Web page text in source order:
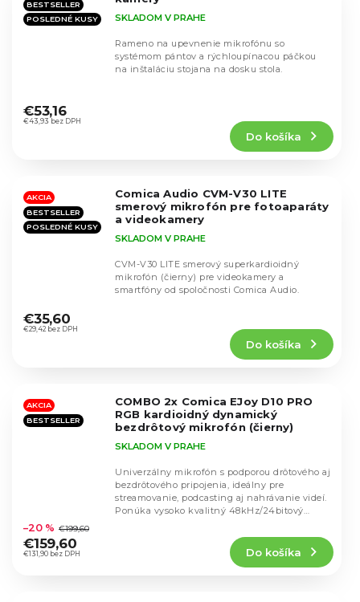
BESTSELLER
POSLEDNÉ KUSY
hodnotenie
produktu
hviezdičiek.
SKLADOM V PRAHE
€43,93 bez DPH
€53,16
Do košíka
Rameno na upevnenie mikrofónu so
systémom pántov a rýchloupínacou páčkou
na inštaláciu stojana na dosku stola.
AKCIA
BESTSELLER
POSLEDNÉ KUSY
Comica Audio CVM-V30 LITE
smerový mikrofón pre fotoaparáty
a videokamery
hodnotenie
produktu
hviezdičiek.
SKLADOM V PRAHE
€29,42 bez DPH
€35,60
Do košíka
CVM-V30 LITE smerový superkardioidný
mikrofón (čierny) pre videokamery a
smartfóny od spoločnosti Comica Audio.
AKCIA
BESTSELLER
COMBO 2x Comica EJoy D10 PRO
RGB kardioidný dynamický
bezdrôtový mikrofón (čierny)
hodnotenie
produktu
je
SKLADOM V PRAHE
€131,90 bez DPH
–20 % €199,60
€159,60
Do košíka
Univerzálny mikrofón s podporou drôtového aj
bezdrôtového pripojenia, ideálny pre
streamovanie, podcasting aj nahrávanie videí.
Ponúka vysoko kvalitný 48kHz/24bitový